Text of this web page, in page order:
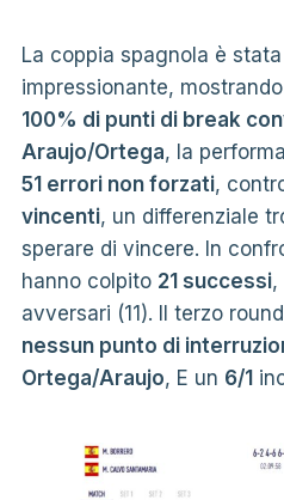
La coppia spagnola è
impressionante,
100% di punti di break
Araujo/Ortega, la
51 errori non forzati,
vincenti, un differenziale
sperare di vincere. In
hanno colpito 21 successi,
avversari (11). Il terzo
nessun punto di
Ortega/Araujo, E un 6/1